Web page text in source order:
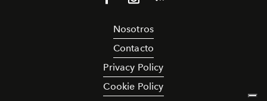
Nosotros
Contacto
Privacy Policy
Cookie Policy